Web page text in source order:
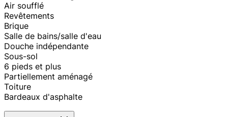
Air soufflé
Revêtements
Brique
Salle de bains/salle d'eau
Douche indépendante
Sous-sol
6 pieds et plus
Partiellement aménagé
Toiture
Bardeaux d'asphalte